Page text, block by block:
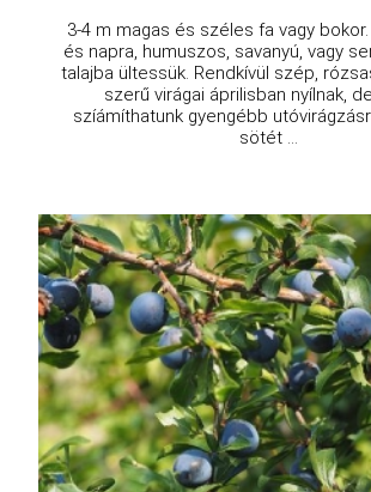
3-4 m magas és széles fa vagy
és napra, humuszos, savanyú, vagy
talajba ültessük. Rendkívül szép,
szerű virágai áprilisban nyílnak,
szíámíthatunk gyengébb
sötét ...